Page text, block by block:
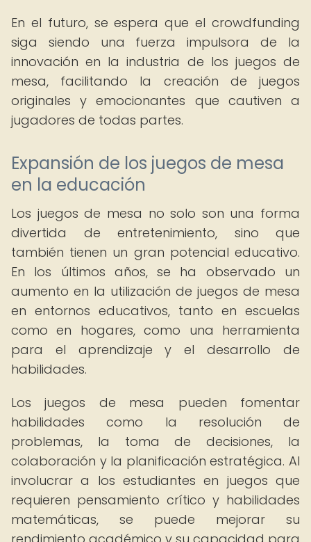
En el futuro, se espera que el crowdfunding
siga siendo una fuerza impulsora de la
innovación en la industria de los juegos de
mesa, facilitando la creación de juegos
originales y emocionantes que cautiven a
jugadores de todas partes.
Expansión de los juegos de mesa
en la educación
Los juegos de mesa no solo son una forma
divertida de entretenimiento, sino que
también tienen un gran potencial educativo.
En los últimos años, se ha observado un
aumento en la utilización de juegos de mesa
en entornos educativos, tanto en escuelas
como en hogares, como una herramienta
para el aprendizaje y el desarrollo de
habilidades.
Los juegos de mesa pueden fomentar
habilidades como la resolución de
problemas, la toma de decisiones, la
colaboración y la planificación estratégica. Al
involucrar a los estudiantes en juegos que
requieren pensamiento crítico y habilidades
matemáticas, se puede mejorar su